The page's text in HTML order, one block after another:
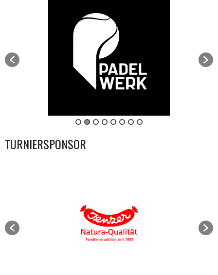
TURNIERSPONSOR